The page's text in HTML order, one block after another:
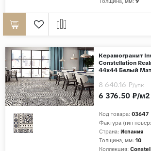
Керамогранит
Constellation
44x44 Белый
Код товара: 03647
Фактура (тип
Страна: Испания
Толщина, мм: 10
Коллекция:
6 376.50 ₽/м2
8 640.16 ₽/упк